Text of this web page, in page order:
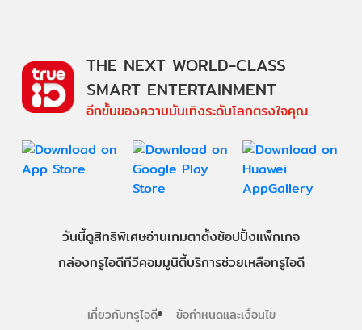
THE NEXT WORLD-CLASS
SMART ENTERTAINMENT
อีกขั้นของความบันเทิงระดับโลกตรงใจคุณ
วันนี้ดูสิทธิพิเศษอ่านเกมตาตั้งช้อปปิ้งแพ็กเกจ
กล่องทรูไอดีทีวีคอมมูนิตี้บริการช่วยเหลือทรูไอดี
เกี่ยวกับทรูไอดี
ข้อกำหนดและเงื่อนไข